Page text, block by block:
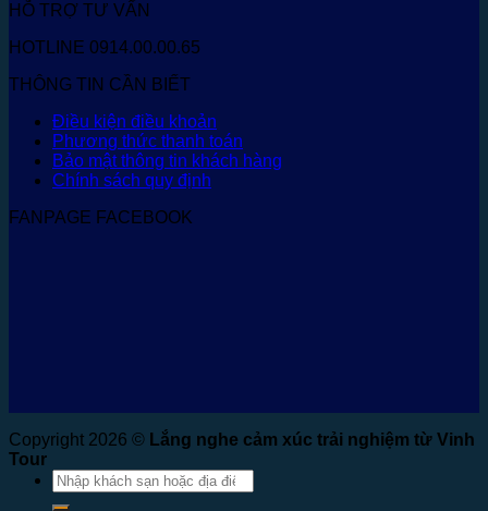
HỖ TRỢ TƯ VẤN
HOTLINE 0914.00.00.65
THÔNG TIN CẦN BIẾT
Điều kiện điều khoản
Phương thức thanh toán
Bảo mật thông tin khách hàng
Chính sách quy định
FANPAGE FACEBOOK
Copyright 2026 © Lắng nghe cảm xúc trải nghiệm từ Vinh
Tour
Tìm
kiếm: